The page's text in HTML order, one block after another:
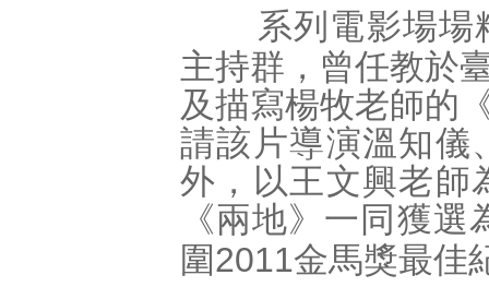
系列電影場
主持群，曾任教於
及描寫楊牧老師的
請該片導演溫知儀
外，以王文興老師
《兩地》一同獲選
圍2011金馬獎最佳